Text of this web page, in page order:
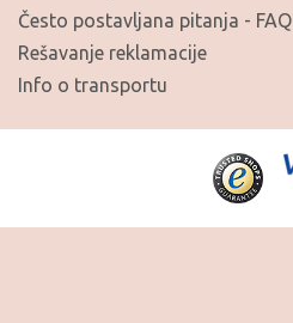
Često postavljana pitanja - FAQ
Rešavanje reklamacije
Info o transportu